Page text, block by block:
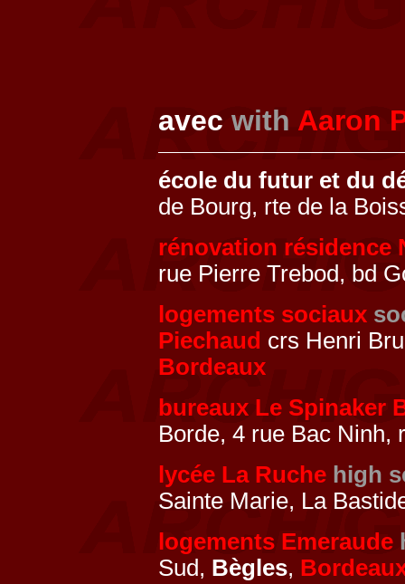
avec with Aaron
école du futur et du
de Bourg, rte de la
rénovation résidence
rue Pierre Trebod, bd
logements sociaux
Piechaud crs Henri
Bordeaux
bureaux Le Spinaker
Borde, 4 rue Bac
lycée La Ruche high
Sainte Marie, La
logements Emeraude
Sud, Bègles,